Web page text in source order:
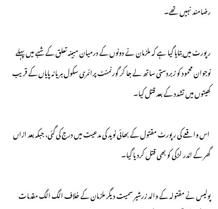
رضامند نہیں تھے۔
رپورٹ میں بتایا گیا ہے کہ ملزمان نے دونوں کے درمیان مبینہ تعلق کے شبے میں پہلے
نوجوان محمود کو زبردستی ساتھ لے جا کر گورنمنٹ پرائمری سکول ہریانہ پایاں کے قریب
کھیتوں میں تشدد کے بعد قتل کیا۔
اس واقعے کی رپورٹ مقتول کے بھائی نوید کی مدعیت میں درج کی گئی، جبکہ بعد ازاں
گھر کے اندر لڑکی کو بھی قتل کردیا گیا۔
پولیس نے مقتولہ کے والد زرشیر سمیت دیگر ملزمان کے خلاف الگ الگ مقدمات